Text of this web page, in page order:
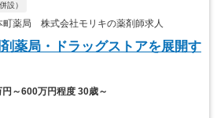
設）
町薬局 株式会社モリキの薬剤師求人
剤薬局・ドラッグストアを展開す
円～600万円程度 30歳～